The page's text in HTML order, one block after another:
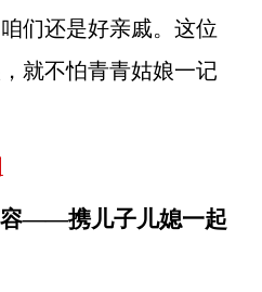
们还是好亲戚。这位
就不怕青青姑娘一记
容——携儿子儿媳一起